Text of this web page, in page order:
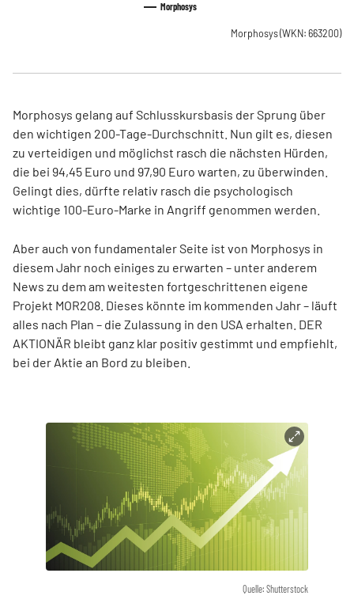
Morphosys
Morphosys(WKN: 663200)
Morphosys gelang auf Schlusskursbasis der Sprung über
den wichtigen 200-Tage-Durchschnitt. Nun gilt es, diesen
zu verteidigen und möglichst rasch die nächsten Hürden,
die bei 94,45 Euro und 97,90 Euro warten, zu überwinden.
Gelingt dies, dürfte relativ rasch die psychologisch
wichtige 100-Euro-Marke in Angriff genommen werden.
Aber auch von fundamentaler Seite ist von Morphosys in
diesem Jahr noch einiges zu erwarten – unter anderem
News zu dem am weitesten fortgeschrittenen eigene
Projekt MOR208. Dieses könnte im kommenden Jahr – läuft
alles nach Plan – die Zulassung in den USA erhalten. DER
AKTIONÄR bleibt ganz klar positiv gestimmt und empfiehlt,
bei der Aktie an Bord zu bleiben.
Quelle: Shutterstock